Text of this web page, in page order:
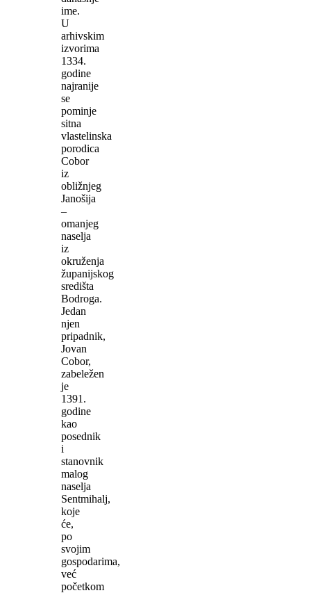
ime.
U
arhivskim
izvorima
1334.
godine
najranije
se
pominje
sitna
vlastelinska
porodica
Cobor
iz
obližnjeg
Janošija
–
omanjeg
naselja
iz
okruženja
županijskog
središta
Bodroga.
Jedan
njen
pripadnik,
Jovan
Cobor,
zabeležen
je
1391.
godine
kao
posednik
i
stanovnik
malog
naselja
Sentmihalj,
koje
će,
po
svojim
gospodarima,
već
početkom